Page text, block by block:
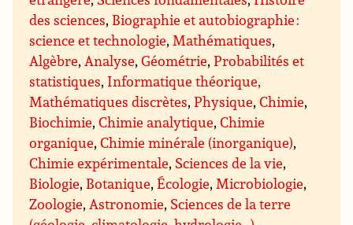
des sciences, Biographie et autobiographie :
science et technologie, Mathématiques,
Algèbre, Analyse,Géométrie,Probabilités et
statistiques, Informatique théorique,
Mathématiques discrètes,Physique,Chimie,
Biochimie,Chimie analytique,Chimie
organique,Chimie minérale (inorganique),
Chimie expérimentale, Sciences de la vie,
Biologie, Botanique,Écologie, Microbiologie,
Zoologie, Astronomie, Sciences de la terre